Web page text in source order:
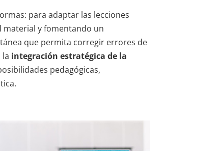
para adaptar las lecciones
material y fomentando un
que permita corregir errores de
la integración estratégica de la
pedagógicas,